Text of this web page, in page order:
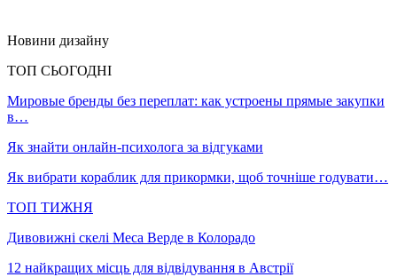
Новини дизайну
ТОП СЬОГОДНІ
Мировые бренды без переплат: как устроены прямые закупки
в…
Як знайти онлайн-психолога за відгуками
Як вибрати кораблик для прикормки, щоб точніше годувати…
ТОП ТИЖНЯ
Дивовижні скелі Меса Верде в Колорадо
12 найкращих місць для відвідування в Австрії